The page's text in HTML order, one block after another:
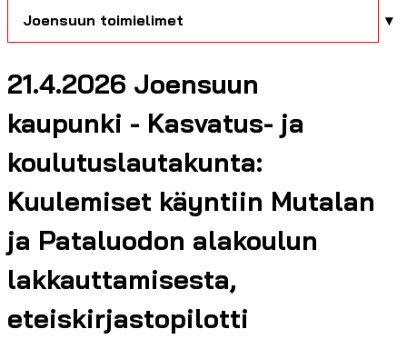
Joensuun toimielimet
21.4.2026 Joensuun
kaupunki - Kasvatus- ja
koulutuslautakunta:
Kuulemiset käyntiin Mutalan
ja Pataluodon alakoulun
lakkauttamisesta,
eteiskirjastopilotti